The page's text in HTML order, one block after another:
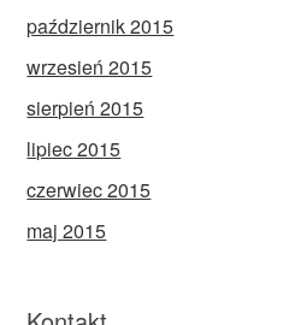
październik 2015
wrzesień 2015
sierpień 2015
lipiec 2015
czerwiec 2015
maj 2015